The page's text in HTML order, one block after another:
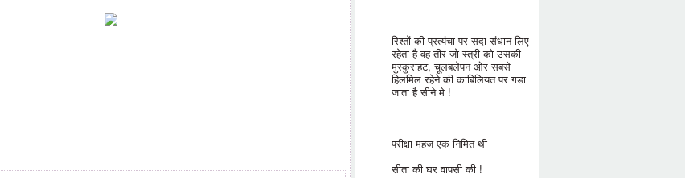
रिश्तों की प्रत्यंचा पर सदा संधान लिए
रहेता है वह तीर जो स्त्री को उसकी
मुस्कुराहट, चूलबलेपन ओर सबसे
हिलमिल रहेने की काबिलियत पर गडा
जाता है सीने मे !
परीक्षा महज एक निमित थी
सीता की घर वापसी की !